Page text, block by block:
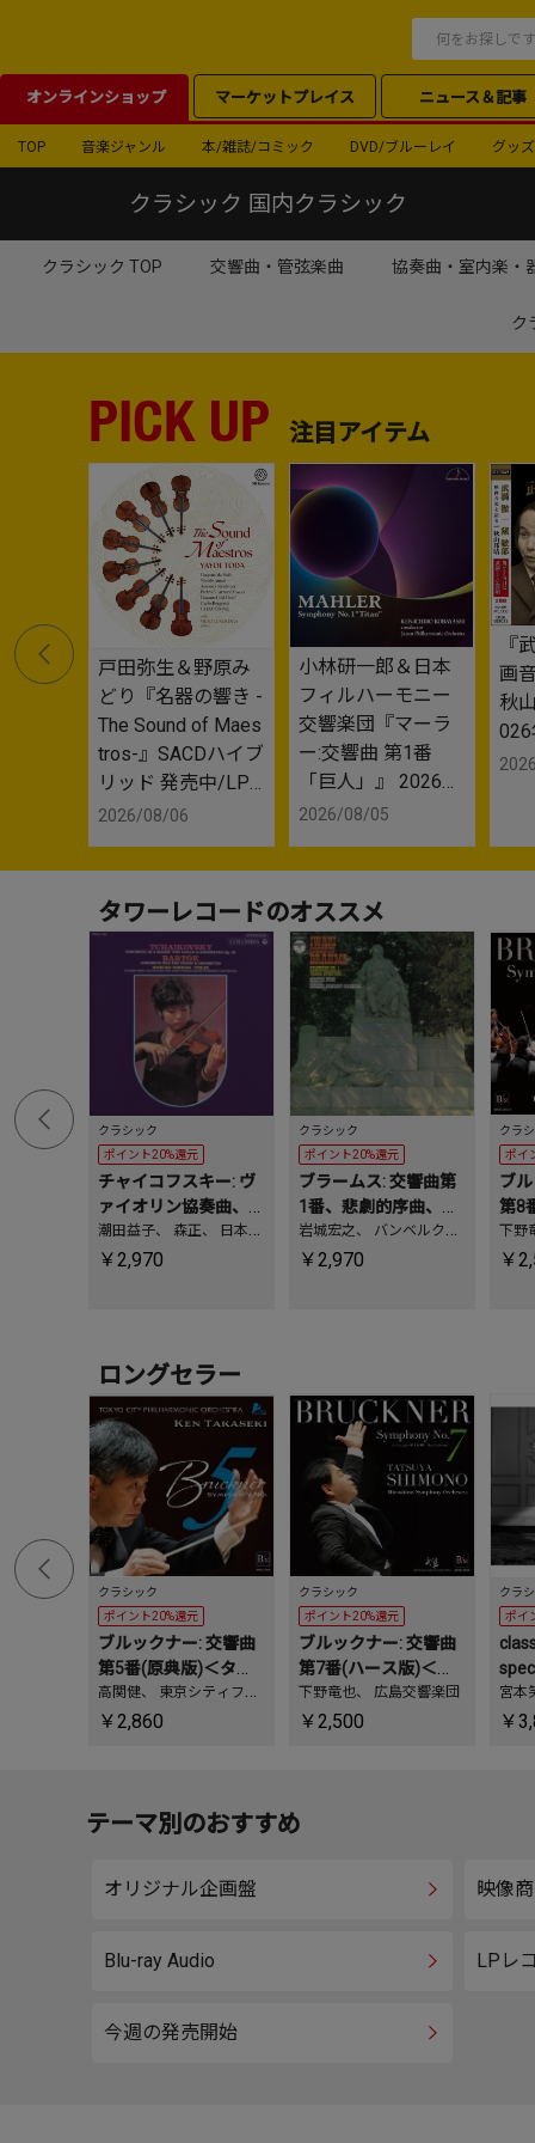
オンラインショップ マーケットプレイス ニュース＆記事
TOP 音楽ジャンル 本/雑誌/コミック DVD/ブルーレイ グッズ
クラシック 国内クラシック
クラシック TOP 交響曲・管弦楽曲 協奏曲・室内楽・
ク
PICK UP 注目アイテム
戸田弥生＆野原み
どり『名器の響き -
The Sound of Maes
tros-』SACDハイブ
リッド 発売中/LP
レコード2枚組 202
2026/08/06
小林研一郎＆日本
フィルハーモニー
交響楽団『マーラ
ー:交響曲 第1番
「巨人」』 2026年
9月25日発売
2026/08/05
『
画
秋
タワーレコードのオススメ
クラシック
ポイント20%還元
チャイコフスキー: ヴ
ァイオリン協奏曲、
バルトーク: ヴァイオ
リン協奏曲第2番(202
潮田益子、 森正、
日本フ
ィルハーモニー交響楽団
￥2,970
クラシック
ポイント20%還元
ブラームス: 交響曲第
1番、悲劇的序曲、大
学祝典序曲(2024年マ
スタリング)＜タワー
岩城宏之 、 バンベルク交
響楽団
￥2,970
クラ
ポイ
ブ
第8
番
新
下野
￥
ロングセラー
クラシック
ポイント20%還元
ブルックナー: 交響曲
第5番(原典版)＜タワ
ーレコード限定＞
高関健、 東京シティフィ
ルハーモニック管弦楽団
￥2,860
クラシック
ポイント20%還元
ブルックナー: 交響曲
第7番(ハース版)＜タ
ワーレコード限定＞
下野竜也、 広島交響楽団
￥2,500
クラ
ポイ
c］
＞
宮本
￥
テーマ別のおすすめ
オリジナル企画盤 映像
Blu-ray Audio LPレ
今週の発売開始